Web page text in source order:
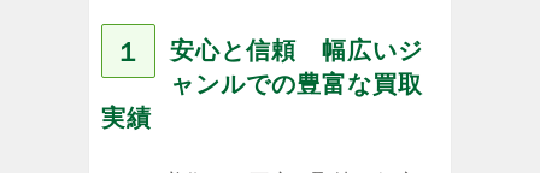
１
安心と信頼 幅広いジ
ャンルでの豊富な買取
実績